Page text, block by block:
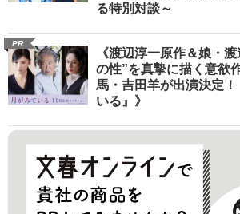
る特別対談～
PR
《渡辺淳一原作＆娘・
の性”を真摯に描く意欲
馬・吉田羊が出演決定
いる』》